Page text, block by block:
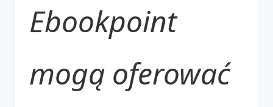
Ebookpoint
mogą oferować